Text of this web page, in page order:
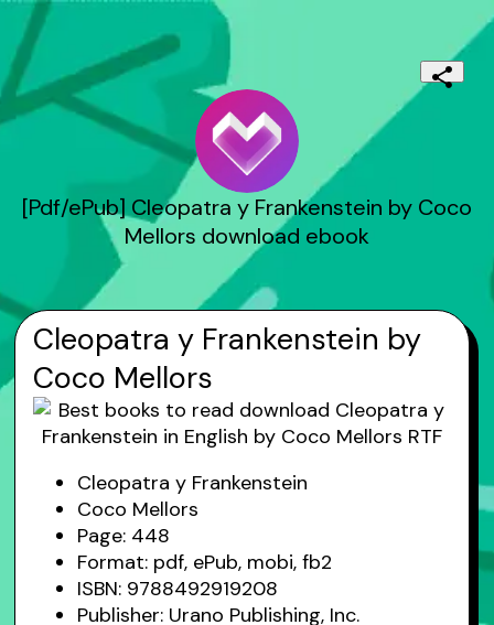
[Pdf/ePub] Cleopatra y Frankenstein by Coco
Mellors download ebook
Cleopatra y Frankenstein by
Coco Mellors
Cleopatra y Frankenstein
Coco Mellors
Page: 448
Format: pdf, ePub, mobi, fb2
ISBN: 9788492919208
Publisher: Urano Publishing, Inc.